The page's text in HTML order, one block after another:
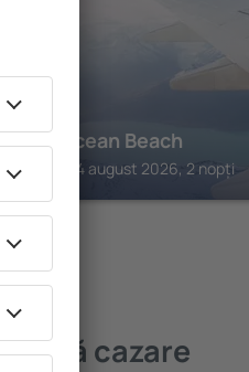
Hotel Ocean Beach
Andilana, 14 august 2026, 2 nopți
bună cazare